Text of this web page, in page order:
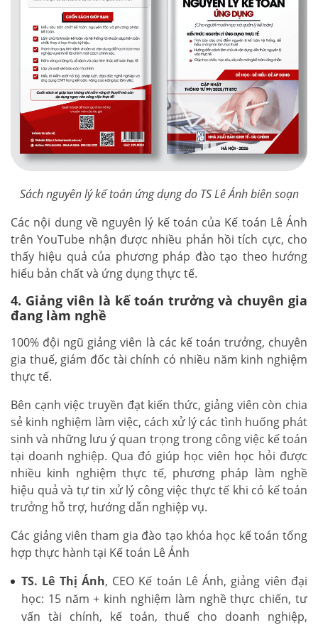
Sách nguyên lý kế toán ứng dụng do TS Lê Ánh biên soạn
Các nội dung về nguyên lý kế toán của Kế toán Lê Ánh
trên YouTube nhận được nhiều phản hồi tích cực, cho
thấy hiệu quả của phương pháp đào tạo theo hướng
hiểu bản chất và ứng dụng thực tế.
4. Giảng viên là kế toán trưởng và chuyên gia
đang làm nghề
100% đội ngũ giảng viên là các kế toán trưởng, chuyên
gia thuế, giám đốc tài chính có nhiều năm kinh nghiệm
thực tế.
Bên cạnh việc truyền đạt kiến thức, giảng viên còn chia
sẻ kinh nghiệm làm việc, cách xử lý các tình huống phát
sinh và những lưu ý quan trọng trong công việc kế toán
tại doanh nghiệp. Qua đó giúp học viên học hỏi được
nhiều kinh nghiệm thực tế, phương pháp làm nghề
hiệu quả và tự tin xử lý công việc thực tế khi có kế toán
trưởng hỗ trợ, hướng dẫn nghiệp vụ.
Các giảng viên tham gia đào tạo khóa học kế toán tổng
hợp thực hành tại Kế toán Lê Ánh
TS. Lê Thị Ánh, CEO Kế toán Lê Ánh, giảng viên đại
học: 15 năm + kinh nghiệm làm nghề thực chiến, tư
vấn tài chính, kế toán, thuế cho doanh nghiệp,